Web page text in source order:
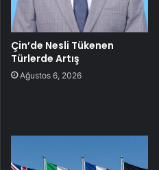
Çin’de Nesli Tükenen
Türlerde Artış
Ağustos 6, 2026